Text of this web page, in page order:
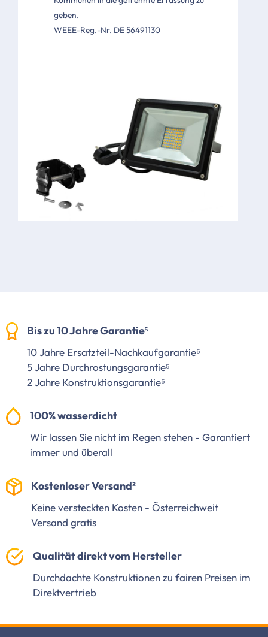
geben.
WEEE-Reg.-Nr. DE 56491130
Bis zu 10 Jahre Garantie⁵
10 Jahre Ersatzteil-Nachkaufgarantie⁵
5 Jahre Durchrostungsgarantie⁵
2 Jahre Konstruktionsgarantie⁵
100% wasserdicht
Wir lassen Sie nicht im Regen stehen - Garantiert
immer und überall
Kostenloser Versand²
Keine versteckten Kosten - Österreichweit
Versand gratis
Qualität direkt vom Hersteller
Durchdachte Konstruktionen zu fairen Preisen im
Direktvertrieb